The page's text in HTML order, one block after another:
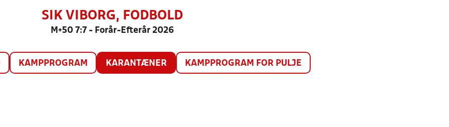
SIK VIBORG, FODBOLD
M+50 7:7 - Forår-Efterår 2026
KAMPPROGRAM KARANTÆNER KAMPPROGRAM FOR PULJE